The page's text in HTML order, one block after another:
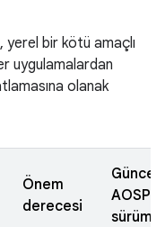
yerel bir kötü amaçlı
uygulamalardan
olanak
Önem
derecesi
AOSP